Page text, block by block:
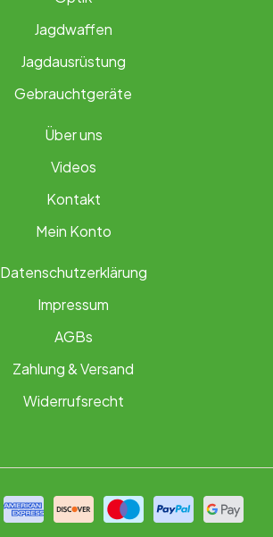
Jagdwaffen
Jagdausrüstung
Gebrauchtgeräte
Über uns
Videos
Kontakt
Mein Konto
Datenschutzerklärung
Impressum
AGBs
Zahlung & Versand
Widerrufsrecht